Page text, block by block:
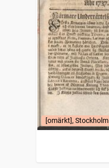
[omärkt], Stockholm